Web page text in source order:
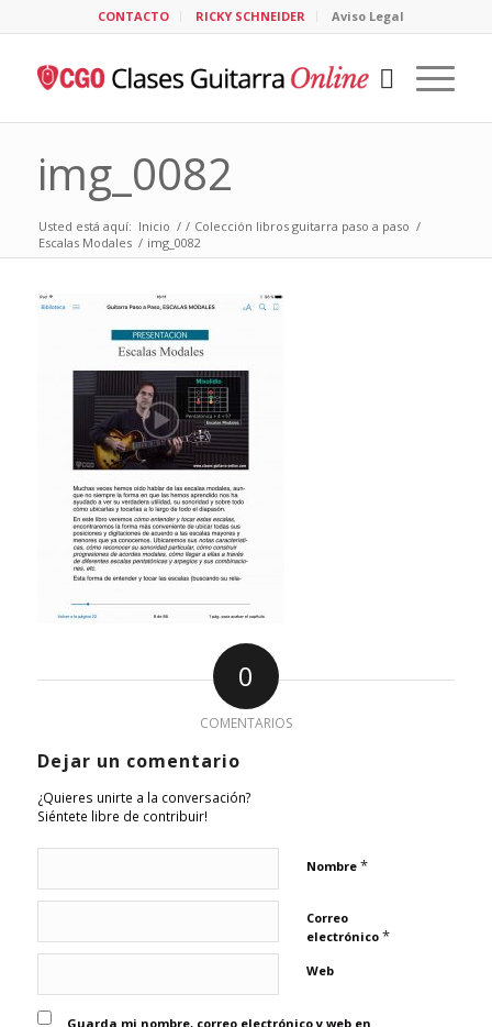
CONTACTO RICKY SCHNEIDER Aviso Legal
img_0082
Usted está aquí: Inicio / / Colección libros guitarra paso a paso /
Escalas Modales / img_0082
0
COMENTARIOS
Dejar un comentario
¿Quieres unirte a la conversación?
Siéntete libre de contribuir!
Nombre *
Correo
electrónico *
Web
Guarda mi nombre, correo electrónico y web en